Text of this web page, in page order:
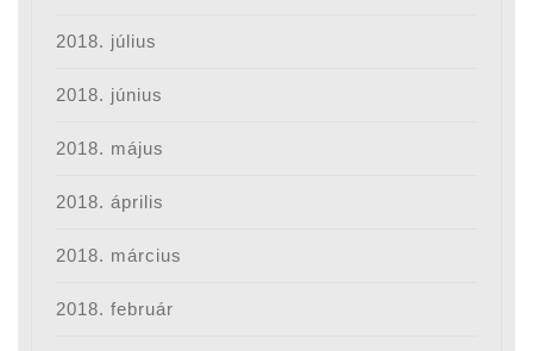
2018. július
2018. június
2018. május
2018. április
2018. március
2018. február